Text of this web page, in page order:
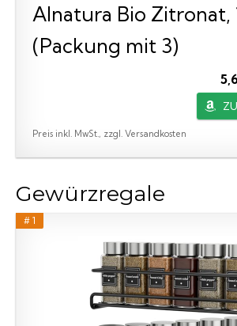
Alnatura Bio Zitronat,
(Packung mit 3)
Preis inkl. MwSt., zzgl. Versandkosten
Gewürzregale
# 1